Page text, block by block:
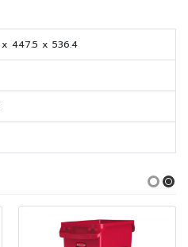
x 447.5 x 536.4